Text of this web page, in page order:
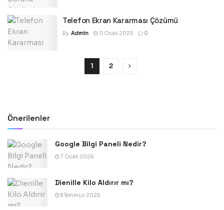
Telefon Ekran Kararması Çözümü
By Admin 11 Ocak 2025 0
1 2
Önerilenler
Google Bilgi Paneli Nedir?
7 Ocak 2026
Dienille Kilo Aldırır mı?
8 Temmuz 2025